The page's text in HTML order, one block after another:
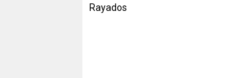
Rayados